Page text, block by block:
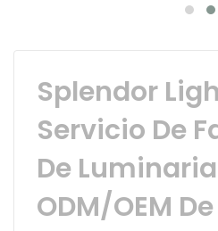
Splendor
Servicio De
De
ODM/OEM